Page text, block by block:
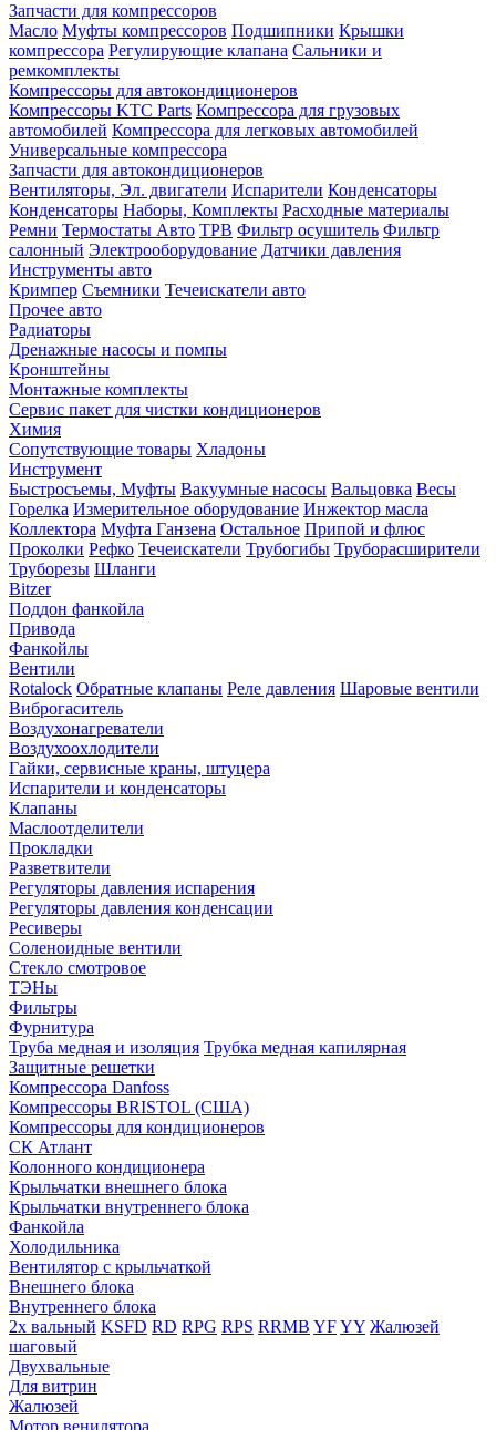
Запчасти для компрессоров
Масло Муфты компрессоров Подшипники Крышки
компрессора Регулирующие клапана Сальники и
ремкомплекты
Компрессоры для автокондиционеров
Компрессоры KTC Parts Компрессора для грузовых
автомобилей Компрессора для легковых автомобилей
Универсальные компрессора
Запчасти для автокондиционеров
Вентиляторы, Эл. двигатели Испарители Конденсаторы
Конденсаторы Наборы, Комплекты Расходные материалы
Ремни Термостаты Авто ТРВ Фильтр осушитель Фильтр
салонный Электрооборудование Датчики давления
Инструменты авто
Кримпер Съемники Течеискатели авто
Прочее авто
Радиаторы
Дренажные насосы и помпы
Кронштейны
Монтажные комплекты
Сервис пакет для чистки кондиционеров
Химия
Сопутствующие товары Хладоны
Инструмент
Быстросъемы, Муфты Вакуумные насосы Вальцовка Весы
Горелка Измерительное оборудование Инжектор масла
Коллектора Муфта Ганзена Остальное Припой и флюс
Проколки Рефко Течеискатели Трубогибы Труборасширители
Труборезы Шланги
Bitzer
Поддон фанкойла
Привода
Фанкойлы
Вентили
Rotalock Обратные клапаны Реле давления Шаровые вентили
Виброгаситель
Воздухонагреватели
Воздухоохлодители
Гайки, сервисные краны, штуцера
Испарители и конденсаторы
Клапаны
Маслоотделители
Прокладки
Разветвители
Регуляторы давления испарения
Регуляторы давления конденсации
Ресиверы
Соленоидные вентили
Стекло смотровое
ТЭНы
Фильтры
Фурнитура
Труба медная и изоляция Трубка медная капилярная
Защитные решетки
Компрессора Danfoss
Компрессоры BRISTOL (США)
Компрессоры для кондиционеров
СК Атлант
Колонного кондиционера
Крыльчатки внешнего блока
Крыльчатки внутреннего блока
Фанкойла
Холодильника
Вентилятор с крыльчаткой
Внешнего блока
Внутреннего блока
2х вальный KSFD RD RPG RPS RRMB YFYY Жалюзей
шаговый
Двухвальные
Для витрин
Жалюзей
Мотор венилятора